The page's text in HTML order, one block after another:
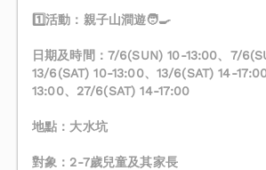
1️⃣活動：親子山澗遊🧑‍🍳
日期及時間：7/6(SUN) 10-13:00、7/
13/6(SAT) 10-13:00、13/6(SAT) 14-
13:00、27/6(SAT) 14-17:00
地點：大水坑
對象：2-7歲兒童及其家長